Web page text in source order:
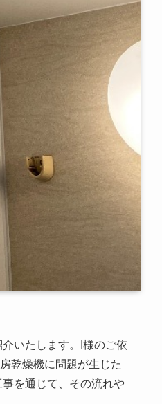
いたします。I様のご依
乾燥機に問題が生じた
を通じて、その流れや